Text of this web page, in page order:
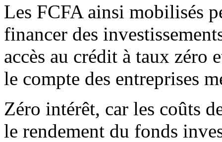
Les FCFA ainsi mobilisés
financer des
accès au crédit à taux zéro
le compte des entreprises
Zéro intérêt, car les coûts
le rendement du fonds